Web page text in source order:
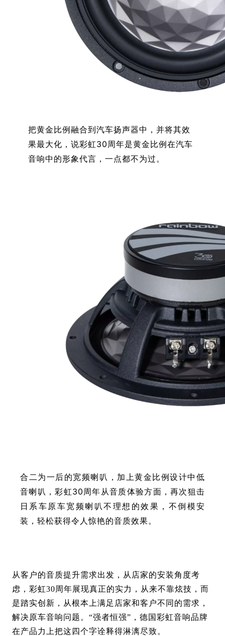
把黄金比例融合到汽车扬声器中，并将其效
果最大化，说彩虹30周年是黄金比例在汽车
音响中的形象代言，一点都不为过。
合二为一后的宽频喇叭，加上黄金比例设计中低
音喇叭，彩虹30周年从音质体验方面，再次狙击
日系车原车宽频喇叭不理想的效果，不倒模安
装，轻松获得令人惊艳的音质效果。
从客户的音质提升需求出发，从店家的安装角度考
虑，彩虹30周年展现真正的实力，从来不靠炫技，而
是踏实创新，从根本上满足店家和客户不同的需求，
解决原车音响问题。“强者恒强”，德国彩虹音响品牌
在产品力上把这四个字诠释得淋漓尽致。